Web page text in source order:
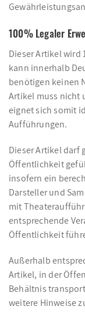
100% Legaler
Dieser Artikel wird
kann innerhalb
benötigen keinen
Artikel muss nicht
eignet sich somit
Aufführungen.
Dieser Artikel darf
Öffentlichkeit
insofern ein
Darsteller und
mit
entsprechende
Öffentlichkeit
Außerhalb
Artikel, in der
Behältnis
weitere Hinweise